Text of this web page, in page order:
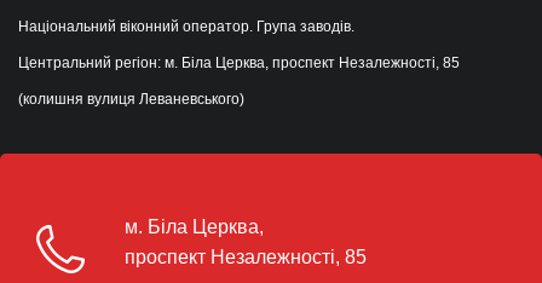
Національний віконний оператор. Група заводів.
Центральний регіон: м. Біла Церква, проспект Незалежності, 85
(колишня вулиця Леваневського)
м. Біла Церква,
проспект Незалежності, 85